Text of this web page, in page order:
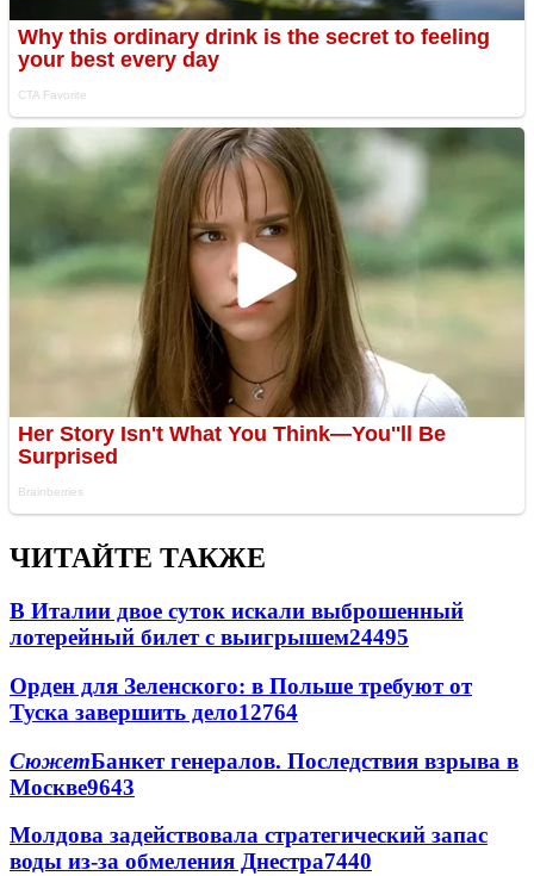
ЧИТАЙТЕ ТАКЖЕ
В Италии двое суток искали выброшенный
лотерейный билет с выигрышем24495
Орден для Зеленского: в Польше требуют от
Туска завершить дело12764
СюжетБанкет генералов. Последствия взрыва в
Москве9643
Молдова задействовала стратегический запас
воды из-за обмеления Днестра7440